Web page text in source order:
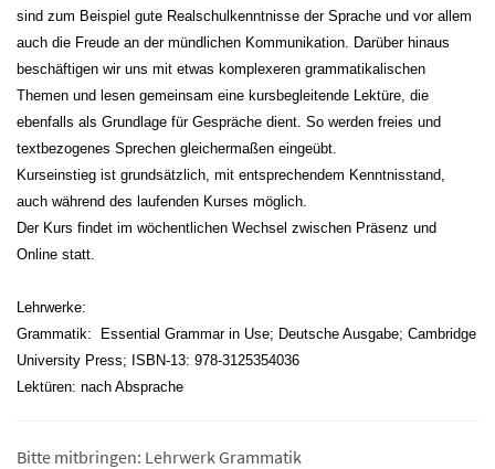
sind zum Beispiel gute Realschulkenntnisse der Sprache und vor allem
auch die Freude an der mündlichen Kommunikation. Darüber hinaus
beschäftigen wir uns mit etwas komplexeren grammatikalischen
Themen und lesen gemeinsam eine kursbegleitende Lektüre, die
ebenfalls als Grundlage für Gespräche dient. So werden freies und
textbezogenes Sprechen gleichermaßen eingeübt.
Kurseinstieg ist grundsätzlich, mit entsprechendem Kenntnisstand,
auch während des laufenden Kurses möglich.
Der Kurs findet im wöchentlichen Wechsel zwischen Präsenz und
Online statt.
Lehrwerke:
Grammatik: Essential Grammar in Use; Deutsche Ausgabe; Cambridge
University Press; ISBN-13: 978-3125354036
Lektüren: nach Absprache
Bitte mitbringen: Lehrwerk Grammatik